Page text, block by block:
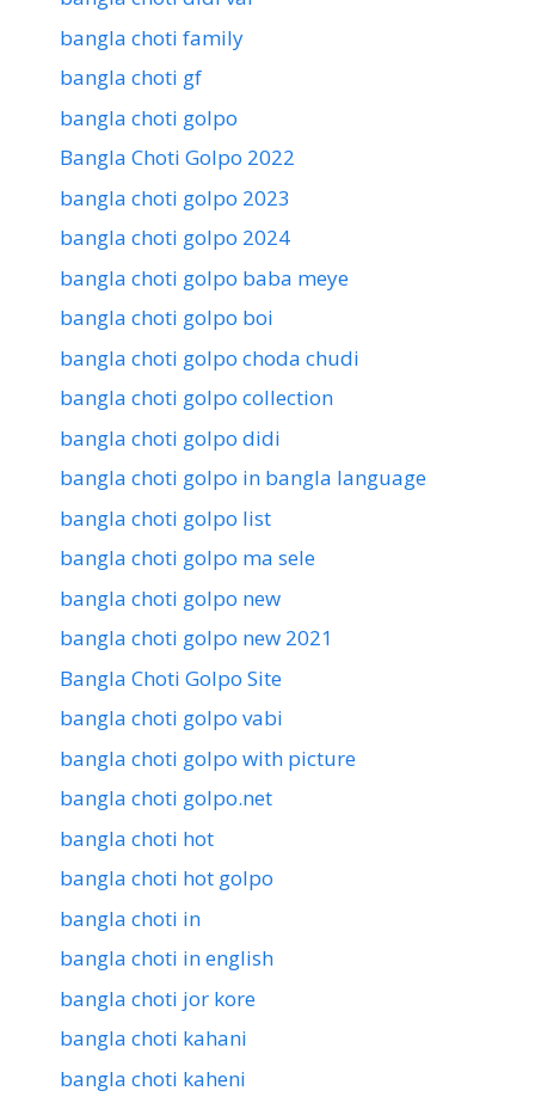
bangla choti family
bangla choti gf
bangla choti golpo
Bangla Choti Golpo 2022
bangla choti golpo 2023
bangla choti golpo 2024
bangla choti golpo baba meye
bangla choti golpo boi
bangla choti golpo choda chudi
bangla choti golpo collection
bangla choti golpo didi
bangla choti golpo in bangla language
bangla choti golpo list
bangla choti golpo ma sele
bangla choti golpo new
bangla choti golpo new 2021
Bangla Choti Golpo Site
bangla choti golpo vabi
bangla choti golpo with picture
bangla choti golpo.net
bangla choti hot
bangla choti hot golpo
bangla choti in
bangla choti in english
bangla choti jor kore
bangla choti kahani
bangla choti kaheni